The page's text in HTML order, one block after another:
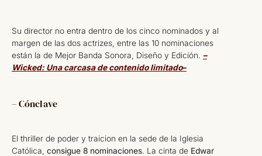
Su director no entra dentro de los cinco nominados y al
margen de las dos actrizes, entre las 10 nominaciones
están la de Mejor Banda Sonora, Diseño y Edición. –
Wicked: Una carcasa de contenido limitado–
– Cónclave
El thriller de poder y traicion en la sede de la Iglesia
Católica, consigue 8 nominaciones. La cinta de Edwar